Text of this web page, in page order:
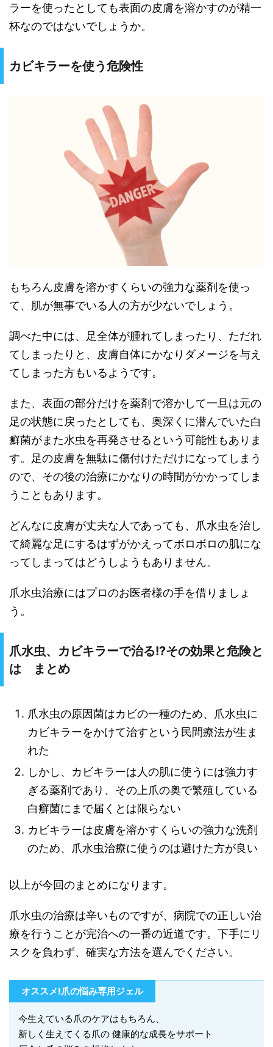
ラーを使ったとしても表面の皮膚を溶かすのが精一
杯なのではないでしょうか。
カビキラーを使う危険性
もちろん皮膚を溶かすくらいの強力な薬剤を使っ
て、肌が無事でいる人の方が少ないでしょう。
調べた中には、足全体が腫れてしまったり、ただれ
てしまったりと、皮膚自体にかなりダメージを与え
てしまった方もいるようです。
また、表面の部分だけを薬剤で溶かして一旦は元の
足の状態に戻ったとしても、奥深くに潜んでいた白
癬菌がまた水虫を再発させるという可能性もありま
す。足の皮膚を無駄に傷付けただけになってしまう
ので、その後の治療にかなりの時間がかかってしま
うこともあります。
どんなに皮膚が丈夫な人であっても、爪水虫を治し
て綺麗な足にするはずがかえってボロボロの肌にな
ってしまってはどうしようもありません。
爪水虫治療にはプロのお医者様の手を借りましょ
う。
爪水虫、カビキラーで治る!?その効果と危険と
は まとめ
爪水虫の原因菌はカビの一種のため、爪水虫に
カビキラーをかけて治すという民間療法が生ま
れた
しかし、カビキラーは人の肌に使うには強力す
ぎる薬剤であり、その上爪の奥で繁殖している
白癬菌にまで届くとは限らない
カビキラーは皮膚を溶かすくらいの強力な洗剤
のため、爪水虫治療に使うのは避けた方が良い
以上が今回のまとめになります。
爪水虫の治療は辛いものですが、病院での正しい治
療を行うことが完治への一番の近道です。下手にリ
スクを負わず、確実な方法を選んでください。
オススメ!爪の悩み専用ジェル
今生えている爪のケアはもちろん、
新しく生えてくる爪の 健康的な成長をサポート